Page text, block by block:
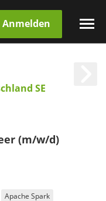
Anmelden
SE
(m/w/d)
Apache Spark